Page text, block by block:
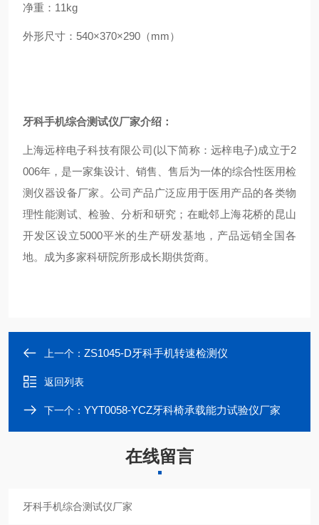
净重：11kg
外形尺寸：540×370×290（mm）
牙科手机综合测试仪厂家介绍：
上海远梓电子科技有限公司(以下简称：远梓电子)成立于2
006年，是一家集设计、销售、售后为一体的综合性医用检
测仪器设备厂家。公司产品广泛应用于医用产品的各类物
理性能测试、检验、分析和研究；在毗邻上海花桥的昆山
开发区设立5000平米的生产研发基地，产品远销全国各
地。成为多家科研院所形成长期供货商。
上一个： ZS1045-D牙科手机转速检测仪
返回列表
下一个： YYT0058-YCZ牙科椅承载能力试验仪厂家
在线留言